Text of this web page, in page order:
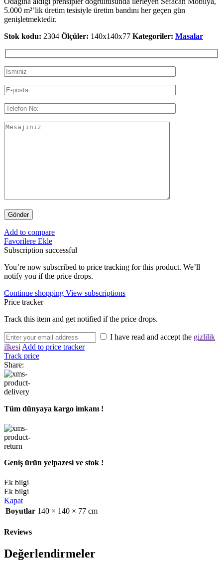
5.000 m²’lik üretim tesisiyle üretim bandını her geçen gün
genişletmektedir.
Stok kodu: 2304 Ölçüler: 140x140x77 Kategoriler: Masalar
Add to compare
Favorilere Ekle
Subscription successful
You’re now subscribed to price tracking for this product. We’ll
notify you if the price drops.
Continue shopping View subscriptions
Price tracker
Track this item and get notified if the price drops.
I have read and accept the gizlilik
ilkesiAdd to price tracker
Track price
Share:
Tüm dünyaya kargo imkanı !
Geniş ürün yelpazesi ve stok !
Ek bilgi
Ek bilgi
Kapat
Boyutlar 140 × 140 × 77 cm
Reviews
Değerlendirmeler